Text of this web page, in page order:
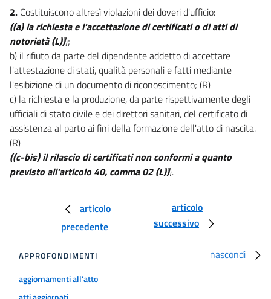
COPIE AUTENTICHE, AUTENTICAZIONE Dl SOTTOSCRIZIONI
18
19
19 bis
20
21
SEZIONE V
(( FIRME ELETTRONICHE ))
23
24
27 bis
28
28 bis
2. Costituiscono altresì violazioni dei doveri d'ufficio:
((a) la richiesta e l'accettazione di certificati o di atti di
notorietà (L)));
b) il rifiuto da parte del dipendente addetto di accettare
l'attestazione di stati, qualità personali e fatti mediante
l'esibizione di un documento di riconoscimento; (R)
c) la richiesta e la produzione, da parte rispettivamente degli
ufficiali di stato civile e dei direttori sanitari, del certificato di
assistenza al parto ai fini della formazione dell'atto di nascita.
(R)
((c-bis) il rilascio di certificati non conformi a quanto
previsto all'articolo 40, comma 02 (L))).
articolo
precedente
articolo
successivo
nascondi
APPROFONDIMENTI
aggiornamenti all'atto